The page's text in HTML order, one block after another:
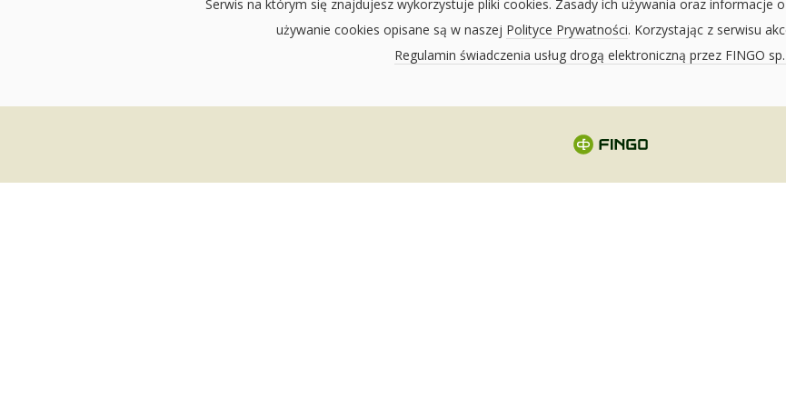
Serwis na którym się znajdujesz wykorzystuje pliki cookies. Zasady ich używania oraz informacje
używanie cookies opisane są w naszej Polityce Prywatności. Korzystając z serwisu
Regulamin świadczenia usług drogą elektroniczną przez FINGO